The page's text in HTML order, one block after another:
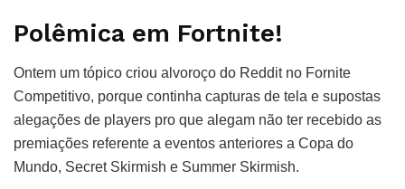
Polêmica em Fortnite!
Ontem um tópico criou alvoroço do Reddit no Fornite
Competitivo, porque continha capturas de tela e supostas
alegações de players pro que alegam não ter recebido as
premiações referente a eventos anteriores a Copa do
Mundo, Secret Skirmish e Summer Skirmish.